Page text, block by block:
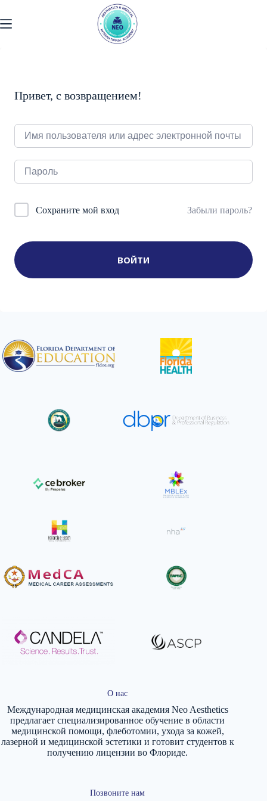
содержанию
Привет, с возвращением!
Сохраните мой вход Забыли пароль?
ВОЙТИ
О нас
Международная медицинская академия Neo Aesthetics
предлагает специализированное обучение в области
медицинской помощи, флеботомии, ухода за кожей,
лазерной и медицинской эстетики и готовит студентов к
получению лицензии во Флориде.
Позвоните нам